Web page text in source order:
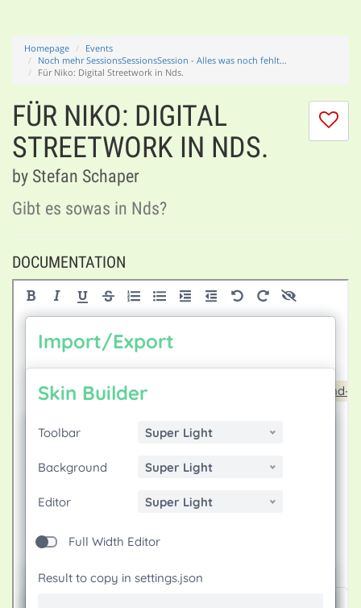
Homepage
Events
Noch mehr SessionsSessionsSession - Alles was noch fehlt…
Für Niko: Digital Streetwork in Nds.
I
FÜR NIKO: DIGITAL
STREETWORK IN NDS.
by Stefan Schaper
Gibt es sowas in Nds?
DOCUMENTATION